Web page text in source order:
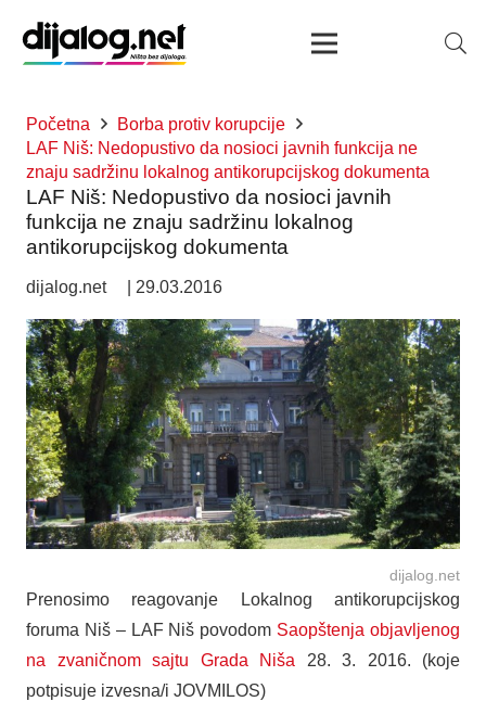
Početna
Borba protiv korupcije
LAF Niš: Nedopustivo da nosioci javnih funkcija ne
znaju sadržinu lokalnog antikorupcijskog dokumenta
LAF Niš: Nedopustivo da nosioci javnih
funkcija ne znaju sadržinu lokalnog
antikorupcijskog dokumenta
dijalog.net 29.03.2016
dijalog.net
Prenosimo reagovanje Lokalnog antikorupcijskog
foruma Niš – LAF Niš povodom Saopštenja objavljenog
na zvaničnom sajtu Grada Niša 28. 3. 2016. (koje
potpisuje izvesna/i JOVMILOS)